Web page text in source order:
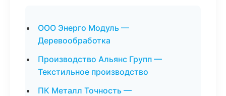
ООО Энерго Модуль —
Деревообработка
Производство Альянс Групп —
Текстильное производство
ПК Металл Точность —